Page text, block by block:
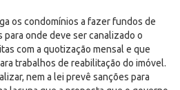
os condomínios a fazer fundos de
para onde deve ser canalizado o
com a quotização mensal e que
trabalhos de reabilitação do imóvel.
nem a lei prevê sanções para